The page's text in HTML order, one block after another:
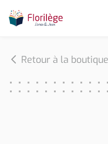
Retour à la boutique